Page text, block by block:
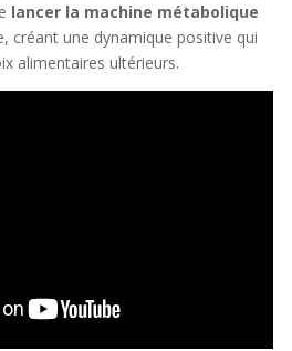
lancer la machine métabolique
créant une dynamique positive qui
alimentaires ultérieurs.